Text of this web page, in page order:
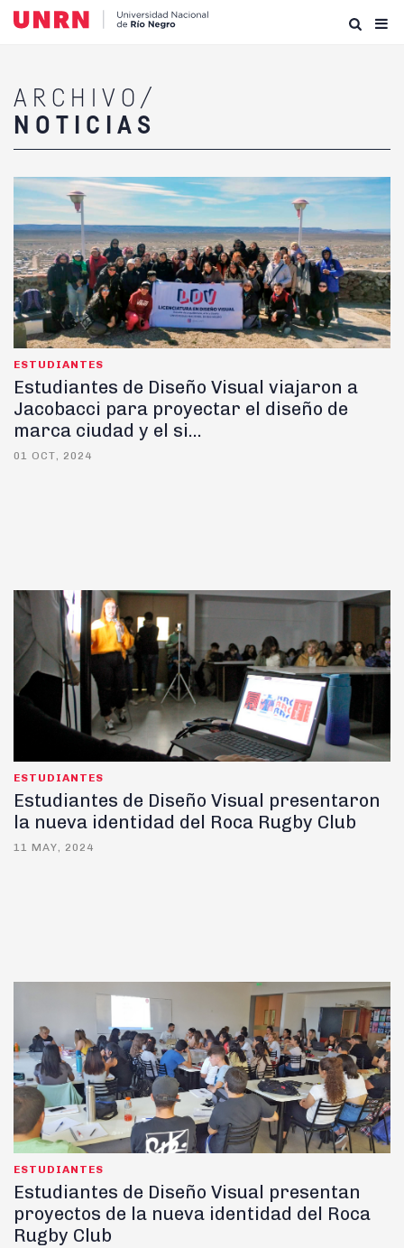
ARCHIVO/
NOTICIAS
ESTUDIANTES
Estudiantes de Diseño Visual viajaron a
Jacobacci para proyectar el diseño de
marca ciudad y el si...
01 OCT, 2024
ESTUDIANTES
Estudiantes de Diseño Visual presentaron
la nueva identidad del Roca Rugby Club
11 MAY, 2024
ESTUDIANTES
Estudiantes de Diseño Visual presentan
proyectos de la nueva identidad del Roca
Rugby Club